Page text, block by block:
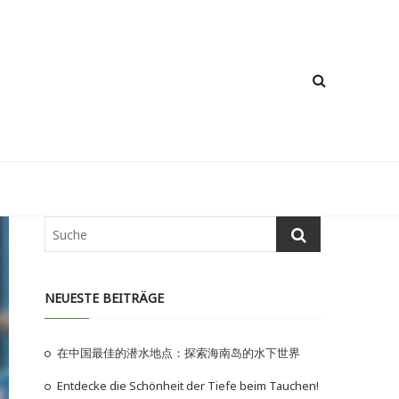
NEUESTE BEITRÄGE
在中国最佳的潜水地点：探索海南岛的水下世界
Entdecke die Schönheit der Tiefe beim Tauchen!